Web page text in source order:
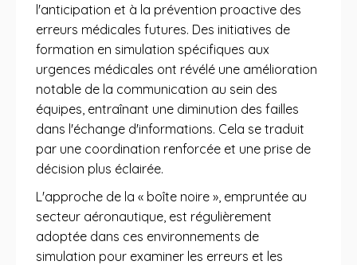
l'anticipation et à la prévention proactive des
erreurs médicales futures. Des initiatives de
formation en simulation spécifiques aux
urgences médicales ont révélé une amélioration
notable de la communication au sein des
équipes, entraînant une diminution des failles
dans l'échange d'informations. Cela se traduit
par une coordination renforcée et une prise de
décision plus éclairée.
L'approche de la « boîte noire », empruntée au
secteur aéronautique, est régulièrement
adoptée dans ces environnements de
simulation pour examiner les erreurs et les